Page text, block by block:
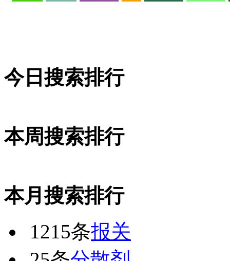
今日搜索排行
本周搜索排行
本月搜索排行
1215条报关